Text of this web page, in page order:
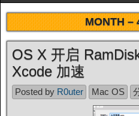
MONTH –
OS X 开启
Xcode 加速
Posted by R0uter Mac OS